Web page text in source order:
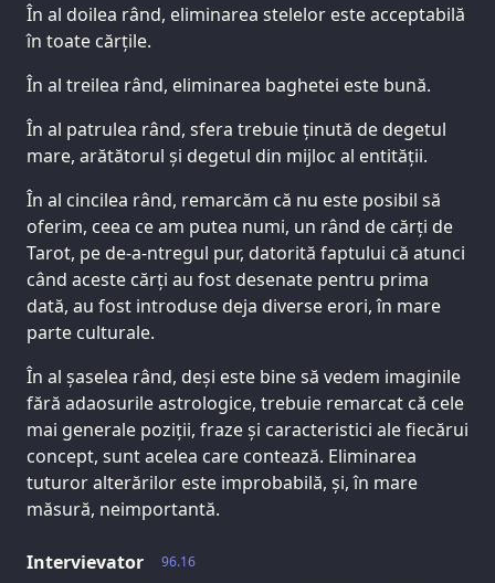
În al doilea rând, eliminarea stelelor este acceptabilă
în toate cărțile.
În al treilea rând, eliminarea baghetei este bună.
În al patrulea rând, sfera trebuie ținută de degetul
mare, arătătorul și degetul din mijloc al entității.
În al cincilea rând, remarcăm că nu este posibil să
oferim, ceea ce am putea numi, un rând de cărți de
Tarot, pe de-a-ntregul pur, datorită faptului că atunci
când aceste cărți au fost desenate pentru prima
dată, au fost introduse deja diverse erori, în mare
parte culturale.
În al șaselea rând, deși este bine să vedem imaginile
fără adaosurile astrologice, trebuie remarcat că cele
mai generale poziții, fraze și caracteristici ale fiecărui
concept, sunt acelea care contează. Eliminarea
tuturor alterărilor este improbabilă, și, în mare
măsură, neimportantă.
96.16
Intervievator